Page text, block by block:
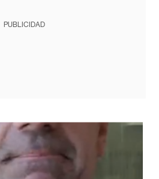
PUBLICIDAD